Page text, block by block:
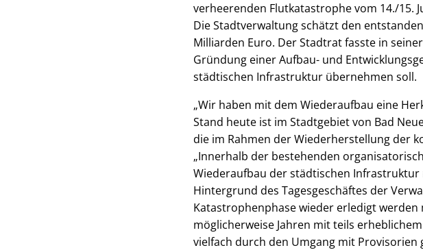
verheerenden Flutkatastrophe vom 14./15.
Die Stadtverwaltung schätzt den
Milliarden Euro. Der Stadtrat fasste in
Gründung einer Aufbau- und
städtischen Infrastruktur übernehmen soll.
„Wir haben mit dem Wiederaufbau eine
Stand heute ist im Stadtgebiet von Bad
die im Rahmen der Wiederherstellung der
„Innerhalb der bestehenden
Wiederaufbau der städtischen Infrastruktur
Hintergrund des Tagesgeschäftes der
Katastrophenphase wieder erledigt
möglicherweise Jahren mit teils
vielfach durch den Umgang mit Provisorien